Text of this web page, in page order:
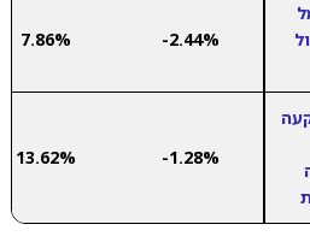
-2.44%
7.86%
-1.28%
13.62%